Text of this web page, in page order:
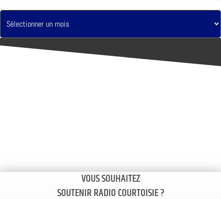
VOUS SOUHAITEZ
SOUTENIR RADIO COURTOISIE ?